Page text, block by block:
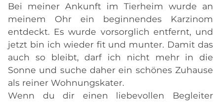
Bei meiner Ankunft im Tierheim wurde an
meinem Ohr ein beginnendes Karzinom
entdeckt. Es wurde vorsorglich entfernt, und
jetzt bin ich wieder fit und munter. Damit das
auch so bleibt, darf ich nicht mehr in die
Sonne und suche daher ein schönes Zuhause
als reiner Wohnungskater.
Wenn du dir einen liebevollen Begleiter